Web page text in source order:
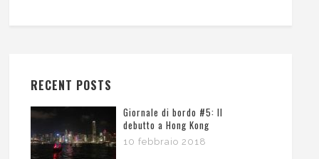
RECENT POSTS
Giornale di bordo #5: Il
debutto a Hong Kong
10 febbraio 2018